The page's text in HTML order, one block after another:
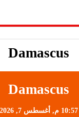
Damascus
Damascus
10:57 م, أغسطس 7, 2026